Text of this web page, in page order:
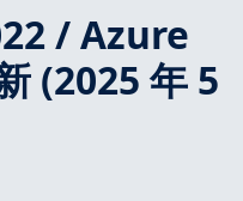
/ Azure
(2025 年 5